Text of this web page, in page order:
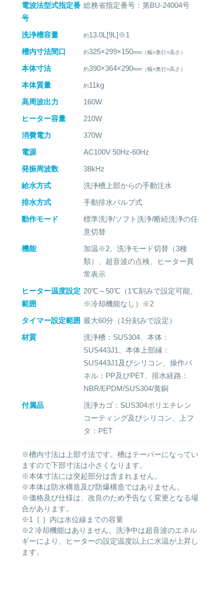
電波法型式指定番
号
総務省指定番号：第BU-24004号
洗浄槽容量
13.0L[9L]※1
槽内寸法間口
325×299×150
本体寸法
390×364×290
本体質量
11kg
高周波出力
160W
ヒーター容量
210W
消費電力
370W
電源
AC100V 50Hz-60Hz
発振周波数
38kHz
給水方式
洗浄槽上部からの手動注水
排水方式
手動排水バルブ式
動作モード
標準洗浄/ソフト洗浄/断続洗浄の任
意切替
機能
加温※2、洗浄モード切替（3種
類）、超音波の点検、ヒーター異
常表示
ヒーター温度設定
範囲
20℃～50℃（1℃刻みで設定可能、
※冷却機能なし）※2
タイマー設定範囲 最大60分（1分刻みで設定）
材質
洗浄槽：SUS304、本体：
SUS443J1、本体上部縁：
SUS443J1及びシリコン、操作パ
ネル：PP及びPET、排水経路：
NBR/EPDM/SUS304/黄銅
付属品
洗浄カゴ：SUS304ポリエチレン
コーティング及びシリコン、上フ
タ：PET
※槽内寸法は上部寸法です。槽はテーパーになってい
ますので下部寸法は小さくなります。
※本体寸法には突起部分は含まれません。
※本体は防水構造及び防爆構造ではありません。
※価格及び仕様は、改良のため予告なく変更となる場
合があります。
※1［ ］内は水位線までの容量
※2 冷却機能はありません。洗浄中は超音波のエネル
ギーにより、ヒーターの設定温度以上に水温が上昇し
ます。